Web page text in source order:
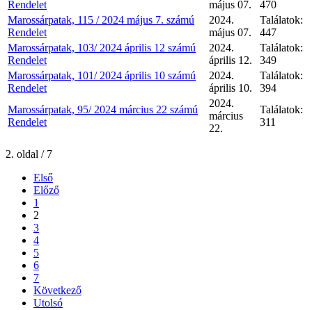
Rendelet
május 07.
470
Marossárpatak, 115 / 2024 május 7. számú
Rendelet
2024.
május 07.
Találatok:
447
Marossárpatak, 103/ 2024 április 12 számú
Rendelet
2024.
április 12.
Találatok:
349
Marossárpatak, 101/ 2024 április 10 számú
Rendelet
2024.
április 10.
Találatok:
394
Marossárpatak, 95/ 2024 március 22 számú
Rendelet
2024.
március
22.
Találatok:
311
2. oldal / 7
Első
Előző
1
2
3
4
5
6
7
Következő
Utolsó